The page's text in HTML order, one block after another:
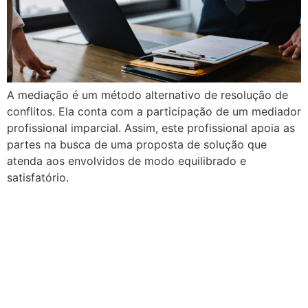
A mediação é um método alternativo de resolução de
conflitos. Ela conta com a participação de um mediador
profissional imparcial. Assim, este profissional apoia as
partes na busca de uma proposta de solução que
atenda aos envolvidos de modo equilibrado e
satisfatório.